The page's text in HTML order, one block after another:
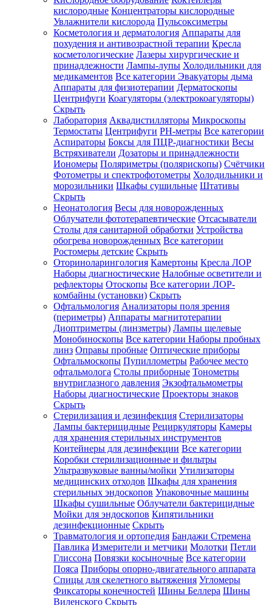
Зарегистрироваться
Зачем
регистрироваться?
Все
покупки
одном
месте
Личный
менеджер
Отслеживание
статуса
заказа
кислородные Концентраторы кислородные
Увлажнители кислорода Пульсоксиметры
Косметология и дерматология Аппараты для
похудения и антивозрастной терапии Кресла
косметологические Лазеры хирургические и
принадлежности Лампы-лупы Холодильники для
медикаментов Все категории Эвакуаторы дыма
Аппараты для физиотерапии Дерматоскопы
Центрифуги Коагуляторы (электрокоагуляторы)
Скрыть
Лаборатория Аквадистилляторы Микроскопы
Термостаты Центрифуги PH-метры Все категории
Аспираторы Боксы для ПЦР-диагностики Весы
Встряхиватели Дозаторы и принадлежности
Иономеры Поляриметры (полярископы) Счётчики
Фотометры и спектрофотометры Холодильники и
морозильники Шкафы сушильные Штативы
Скрыть
Неонатология Весы для новорожденных
Облучатели фототерапевтические Отсасыватели
Столы для санитарной обработки Устройства
обогрева новорожденных Все категории
Ростомеры детские Скрыть
Оториноларингология Камертоны Кресла ЛОР
Наборы диагностические Налобные осветители и
рефлекторы Отоскопы Все категории ЛОР-
комбайны (установки) Скрыть
Офтальмология Анализаторы поля зрения
(периметры) Аппараты магнитотерапии
Диоптриметры (линзметры) Лампы щелевые
Монобиноскопы Все категории Наборы пробных
линз Оправы пробные Оптические приборы
Офтальмоскопы Пупиллометры Рабочее место
офтальмолога Столы приборные Тонометры
внутриглазного давления Экзофтальмометры
Наборы диагностические Проекторы знаков
Скрыть
Стерилизация и дезинфекция Стерилизаторы
Лампы бактерицидные Рециркуляторы Камеры
для хранения стерильных инструментов
Контейнеры для дезинфекции Все категории
Коробки стерилизационные и фильтры
Ультразвуковые ванны/мойки Утилизаторы
медицинских отходов Шкафы для хранения
стерильных эндоскопов Упаковочные машины
Шкафы сушильные Облучатели бактерицидные
Мойки для эндоскопов Кипятильники
дезинфекционные Скрыть
Травматология и ортопедия Бандажи Стремена
Павлика Измерители и метчики Молотки Петли
Глиссона Повязки косыночные Все категории
Пояса Приборы опорно-двигательного аппарата
Спицы для скелетного вытяжения Угломеры
Фиксаторы конечностей Шины Беллера Шины
Виленского Скрыть